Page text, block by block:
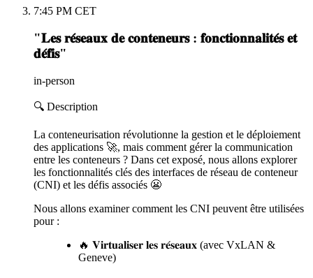
7:45 PM CET
"𝐋𝐞𝐬 𝐫𝐞́𝐬𝐞𝐚𝐮𝐱 𝐝𝐞 𝐜𝐨𝐧𝐭𝐞𝐧𝐞𝐮𝐫𝐬 : 𝐟𝐨𝐧𝐜𝐭𝐢𝐨𝐧𝐧𝐚𝐥𝐢𝐭𝐞́𝐬 𝐞𝐭
𝐝𝐞́𝐟𝐢𝐬"
in-person
🔍 Description
La conteneurisation révolutionne la gestion et le déploiement
des applications 🚀, mais comment gérer la communication
entre les conteneurs ? Dans cet exposé, nous allons explorer
les fonctionnalités clés des interfaces de réseau de conteneur
(CNI) et les défis associés 😬
Nous allons examiner comment les CNI peuvent être utilisées
pour :
🔥 𝐕𝐢𝐫𝐭𝐮𝐚𝐥𝐢𝐬𝐞𝐫 𝐥𝐞𝐬 𝐫𝐞́𝐬𝐞𝐚𝐮𝐱 (avec VxLAN &
Geneve)